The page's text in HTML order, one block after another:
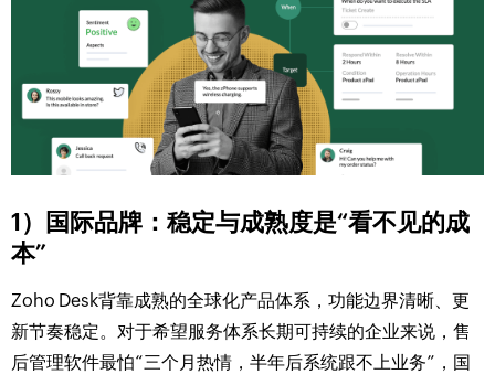
1）国际品牌：稳定与成熟度是“看不见的成
本”
Zoho Desk背靠成熟的全球化产品体系，功能边界清晰、更
新节奏稳定。对于希望服务体系长期可持续的企业来说，售
后管理软件最怕“三个月热情，半年后系统跟不上业务”，国